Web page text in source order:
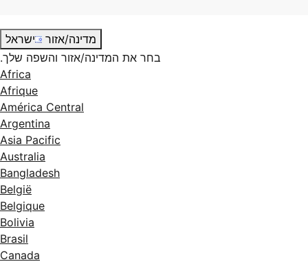
מדינה/אזור
ישראל
בחר את המדינה/אזור והשפה שלך.
Africa
Afrique
América Central
Argentina
Asia Pacific
Australia
Bangladesh
België
Belgique
Bolivia
Brasil
Canada